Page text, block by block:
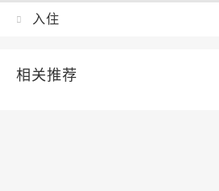
入住
相关推荐